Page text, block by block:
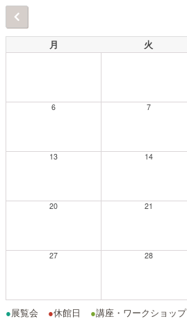
月 火
6 7
13 14
20 21
27 28
●展覧会 ●休館日 ●講座・ワークショップ